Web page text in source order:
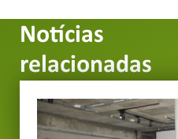
Notícias
relacionadas